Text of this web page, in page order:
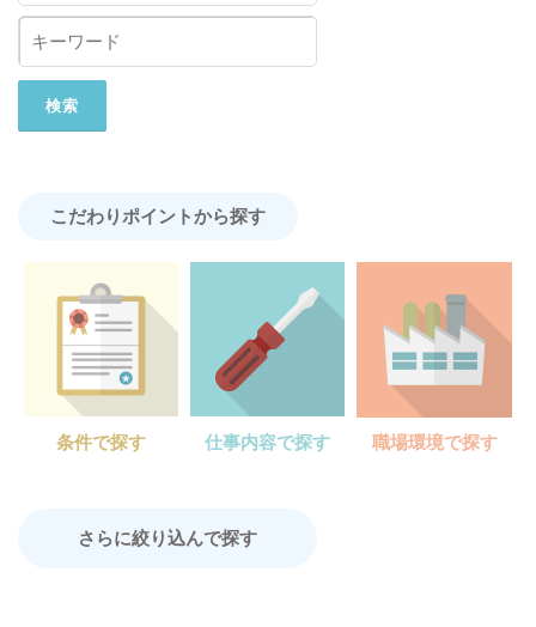
こだわりポイントから探す
条件で探す 仕事内容で探す 職場環境で探す
さらに絞り込んで探す